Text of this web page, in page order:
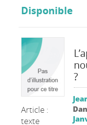
Disponible
Article :
texte
?